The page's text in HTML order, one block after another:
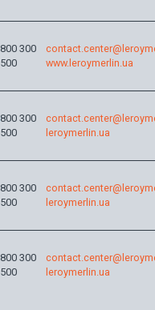
800 300
500
www.leroymerlin.ua
800 300
500
leroymerlin.ua
800 300
500
leroymerlin.ua
800 300
500
leroymerlin.ua